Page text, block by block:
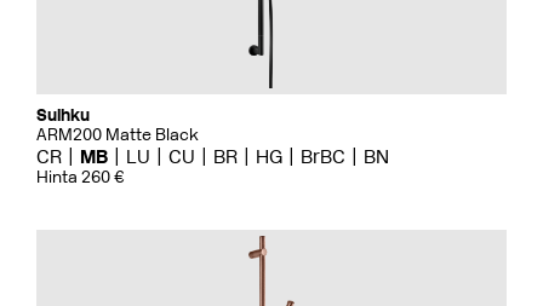
Suihku
ARM200 Matte Black
CR MB LU CU BR HG BrBC BN
Hinta 260 €